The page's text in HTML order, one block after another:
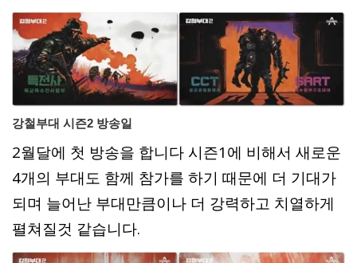
강철부대 시즌2 방송일
2월달에 첫 방송을 합니다 시즌1에 비해서 새로운
4개의 부대도 함께 참가를 하기 때문에 더 기대가
되며 늘어난 부대만큼이나 더 강력하고 치열하게
펼쳐질것 같습니다.